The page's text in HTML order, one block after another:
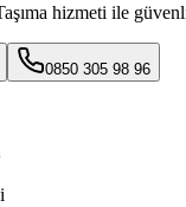
hizmeti ile
0850 305 98 96